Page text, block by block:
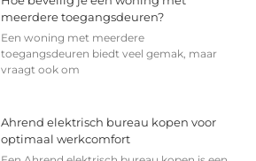
meerdere toegangsdeuren?
Een woning met meerdere
toegangsdeuren biedt veel gemak, maar
vraagt ook om
Ahrend elektrisch bureau kopen voor
optimaal werkcomfort